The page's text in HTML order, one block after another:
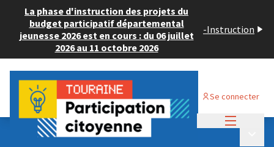
La phase d'instruction des projets du
budget participatif départemental
jeunesse 2026 est en cours : du 06 juillet
2026 au 11 octobre 2026
-Instruction
Se connecter
Budget Participatif JEUNESSE 2024
💡 Consulter les projets déposés